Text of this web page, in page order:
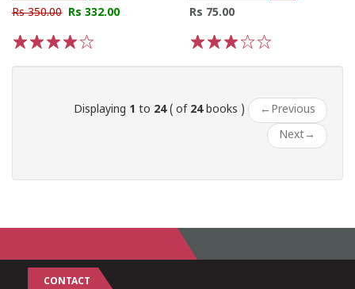
Rs 350.00 Rs 332.00
Rs 75.00
Displaying 1 to 24( of 24books ) ← Previous
Next→
CONTACT